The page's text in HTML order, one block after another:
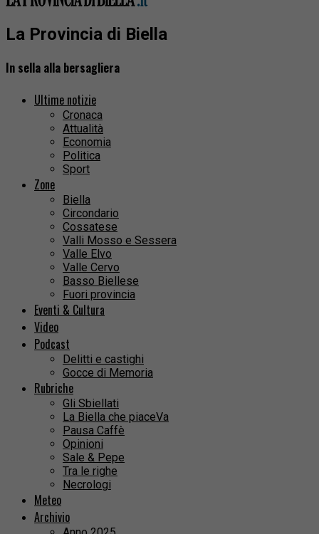
La Provincia di Biella
In sella alla bersagliera
Ultime notizie
Cronaca
Attualità
Economia
Politica
Sport
Zone
Biella
Circondario
Cossatese
Valli Mosso e Sessera
Valle Elvo
Valle Cervo
Basso Biellese
Fuori provincia
Eventi & Cultura
Video
Podcast
Delitti e castighi
Gocce di Memoria
Rubriche
Gli Sbiellati
La Biella che piaceVa
Pausa Caffè
Opinioni
Sale & Pepe
Tra le righe
Necrologi
Meteo
Archivio